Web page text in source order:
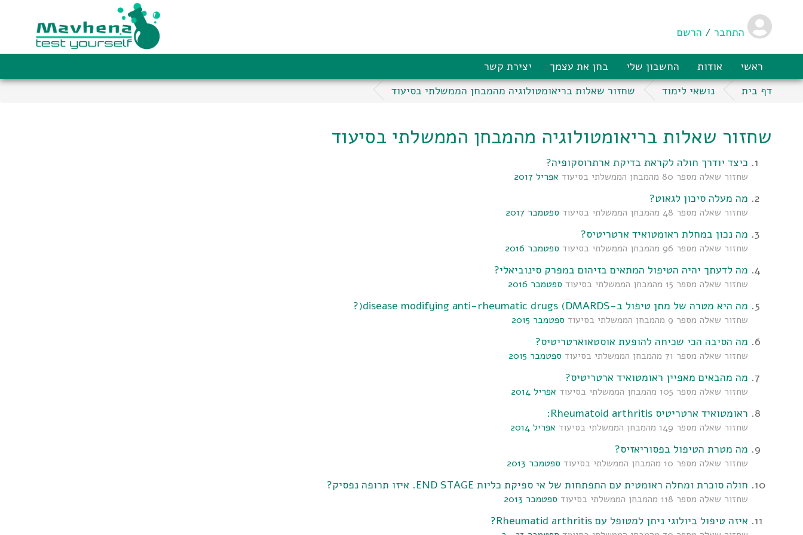
התחבר / הרשם
ראשי אודות החשבון שלי בחן את עצמך
יצירת קשר
דף בית
נושאי לימוד שחזור שאלות בריאומטולוגיה מהמבחן הממשלתי בסיעוד
שחזור שאלות בריאומטולוגיה מהמבחן הממשלתי בסיעוד
כיצד יודרך חולה לקראת בדיקת ארתרוסקופיה?
שחזור שאלה מספר 80 מהמבחן הממשלתי בסיעוד אפריל 2017
מה מעלה סיכון לגאוט?
שחזור שאלה מספר 48 מהמבחן הממשלתי בסיעוד ספטמבר 2017
מה נכון במחלת ראומטואיד ארטריטיס?
שחזור שאלה מספר 96 מהמבחן הממשלתי בסיעוד ספטמבר 2016
מה לדעתך יהיה הטיפול המתאים בזיהום במפרק סינוביאלי?
שחזור שאלה מספר 15 מהמבחן הממשלתי בסיעוד ספטמבר 2016
מה היא מטרה של מתן טיפול ב-disease modifying anti-rheumatic drugs (DMARDS(?
שחזור שאלה מספר 9 מהמבחן הממשלתי בסיעוד ספטמבר 2015
מה הסיבה הכי שכיחה להופעת אוסטאוארטריטיס?
שחזור שאלה מספר 71 מהמבחן הממשלתי בסיעוד ספטמבר 2015
מה מהבאים מאפיין ראומטואיד ארטריטיס?
שחזור שאלה מספר 105 מהמבחן הממשלתי בסיעוד אפריל 2014
ראומטואיד ארטריטיס Rheumatoid arthritis:
שחזור שאלה מספר 149 מהמבחן הממשלתי בסיעוד אפריל 2014
מה מטרת הטיפול בפסוריאזיס?
שחזור שאלה מספר 10 מהמבחן הממשלתי בסיעוד ספטמבר 2013
חולה סוכרת ומחלה ראומטית עם התפתחות של אי ספיקת כליות END STAGE. איזו תרופה נפסיק?
שחזור שאלה מספר 118 מהמבחן הממשלתי בסיעוד ספטמבר 2013
איזה טיפול ביולוגי ניתן למטופל עם Rheumatid arthritis?